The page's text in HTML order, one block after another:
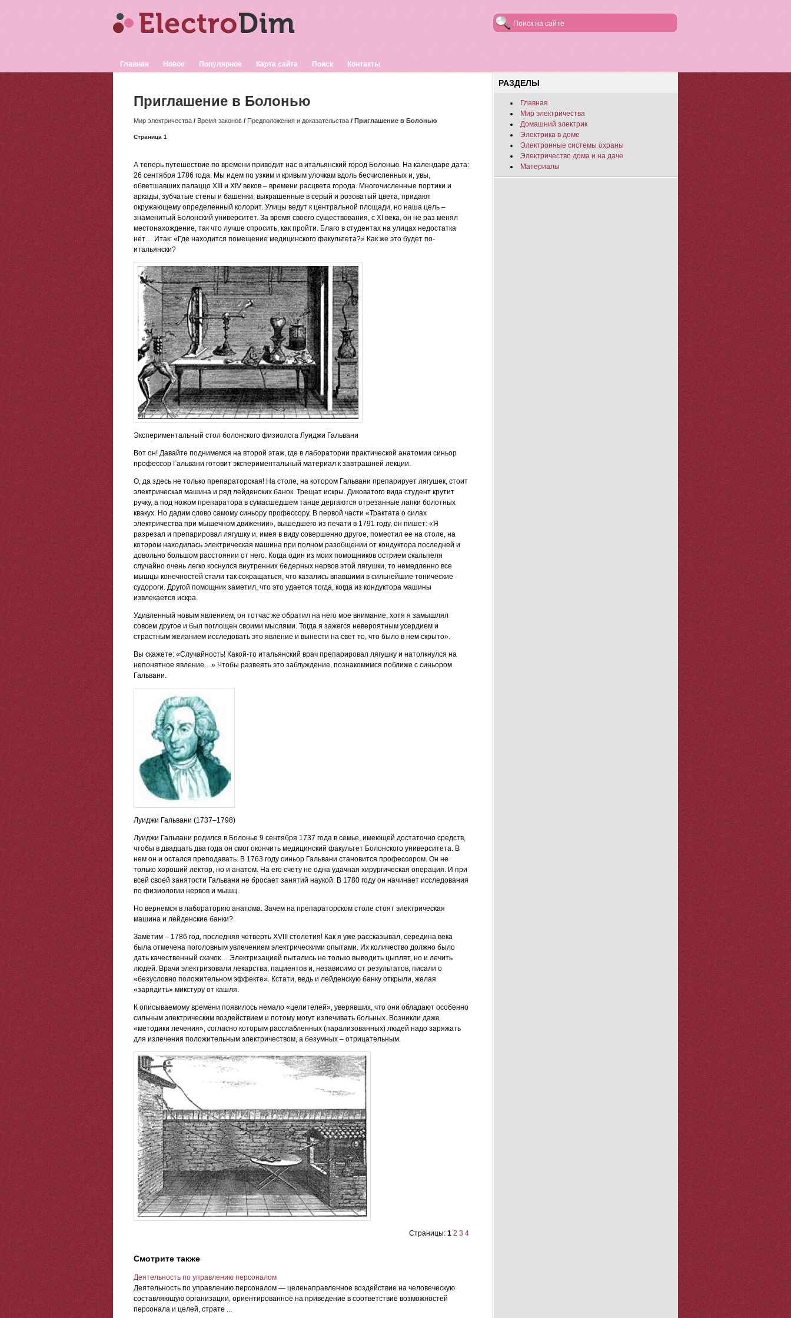
Главная Новое Популярное Карта сайта Поиск Контакты
Приглашение в Болонью
Мир электричества / Время законов / Предположения и доказательства / Приглашение в Болонью
Страница 1
А теперь путешествие по времени приводит нас в итальянский город Болонью. На календаре дата:
26 сентября 1786 года. Мы идем по узким и кривым улочкам вдоль бесчисленных и, увы,
обветшавших палаццо XIII и XIV веков – времени расцвета города. Многочисленные портики и
аркады, зубчатые стены и башенки, выкрашенные в серый и розоватый цвета, придают
окружающему определенный колорит. Улицы ведут к центральной площади, но наша цель –
знаменитый Болонский университет. За время своего существования, с XI века, он не раз менял
местонахождение, так что лучше спросить, как пройти. Благо в студентах на улицах недостатка
нет… Итак: «Где находится помещение медицинского факультета?» Как же это будет по-
итальянски?
Экспериментальный стол болонского физиолога Луиджи Гальвани
Вот он! Давайте поднимемся на второй этаж, где в лаборатории практической анатомии синьор
профессор Гальвани готовит экспериментальный материал к завтрашней лекции.
О, да здесь не только препараторская! На столе, на котором Гальвани препарирует лягушек, стоит
электрическая машина и ряд лейденских банок. Трещат искры. Диковатого вида студент крутит
ручку, а под ножом препаратора в сумасшедшем танце дергаются отрезанные лапки болотных
квакух. Но дадим слово самому синьору профессору. В первой части «Трактата о силах
электричества при мышечном движении», вышедшего из печати в 1791 году, он пишет: «Я
разрезал и препарировал лягушку и, имея в виду совершенно другое, поместил ее на столе, на
котором находилась электрическая машина при полном разобщении от кондуктора последней и
довольно большом расстоянии от него. Когда один из моих помощников острием скальпеля
случайно очень легко коснулся внутренних бедерных нервов этой лягушки, то немедленно все
мышцы конечностей стали так сокращаться, что казались впавшими в сильнейшие тонические
судороги. Другой помощник заметил, что это удается тогда, когда из кондуктора машины
извлекается искра.
Удивленный новым явлением, он тотчас же обратил на него мое внимание, хотя я замышлял
совсем другое и был поглощен своими мыслями. Тогда я зажегся невероятным усердием и
страстным желанием исследовать это явление и вынести на свет то, что было в нем скрыто».
Вы скажете: «Случайность! Какой-то итальянский врач препарировал лягушку и натолкнулся на
непонятное явление…» Чтобы развеять это заблуждение, познакомимся поближе с синьором
Гальвани.
Луиджи Гальвани (1737–1798)
Луиджи Гальвани родился в Болонье 9 сентября 1737 года в семье, имеющей достаточно средств,
чтобы в двадцать два года он смог окончить медицинский факультет Болонского университета. В
нем он и остался преподавать. В 1763 году синьор Гальвани становится профессором. Он не
только хороший лектор, но и анатом. На его счету не одна удачная хирургическая операция. И при
всей своей занятости Гальвани не бросает занятий наукой. В 1780 году он начинает исследования
по физиологии нервов и мышц.
Но вернемся в лабораторию анатома. Зачем на препараторском столе стоят электрическая
машина и лейденские банки?
Заметим – 1786 год, последняя четверть XVIII столетия! Как я уже рассказывал, середина века
была отмечена поголовным увлечением электрическими опытами. Их количество должно было
дать качественный скачок… Электризацией пытались не только выводить цыплят, но и лечить
людей. Врачи электризовали лекарства, пациентов и, независимо от результатов, писали о
«безусловно положительном эффекте». Кстати, ведь и лейденскую банку открыли, желая
«зарядить» микстуру от кашля.
К описываемому времени появилось немало «целителей», уверявших, что они обладают особенно
сильным электрическим воздействием и потому могут излечивать больных. Возникли даже
«методики лечения», согласно которым расслабленных (парализованных) людей надо заряжать
для излечения положительным электричеством, а безумных – отрицательным.
Страницы: 1 2 3 4
Смотрите также
Деятельность по управлению персоналом
Деятельность по управлению персоналом — целенаправленное воздействие на человеческую
составляющую организации, ориентированное на приведение в соответствие возможностей
персонала и целей, страте ...
РАЗДЕЛЫ
Главная
Мир электричества
Домашний электрик
Электрика в доме
Электронные системы охраны
Электричество дома и на даче
Материалы